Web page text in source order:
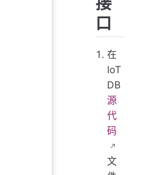
口
在
IoT
DB
源
代
码
文